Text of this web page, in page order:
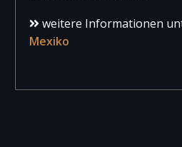
weitere Informationen
Mexiko